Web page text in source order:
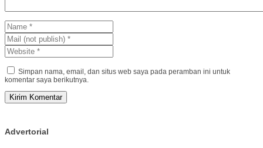
Simpan nama, email, dan situs web saya pada peramban ini untuk
komentar saya berikutnya.
Advertorial